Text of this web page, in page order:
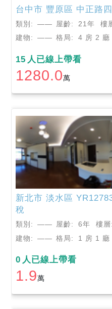
台中市 豐原區 中正路
類別: —— 屋齡: 21年 樓
建物:
—— 格局: 4 房 2 廳
15 人已線上帶看
1280.0萬
新北市 淡水區
稅
類別: —— 屋齡: 6年 樓層:
建物:
—— 格局: 1 房 1 廳
0 人已線上帶看
1.9萬